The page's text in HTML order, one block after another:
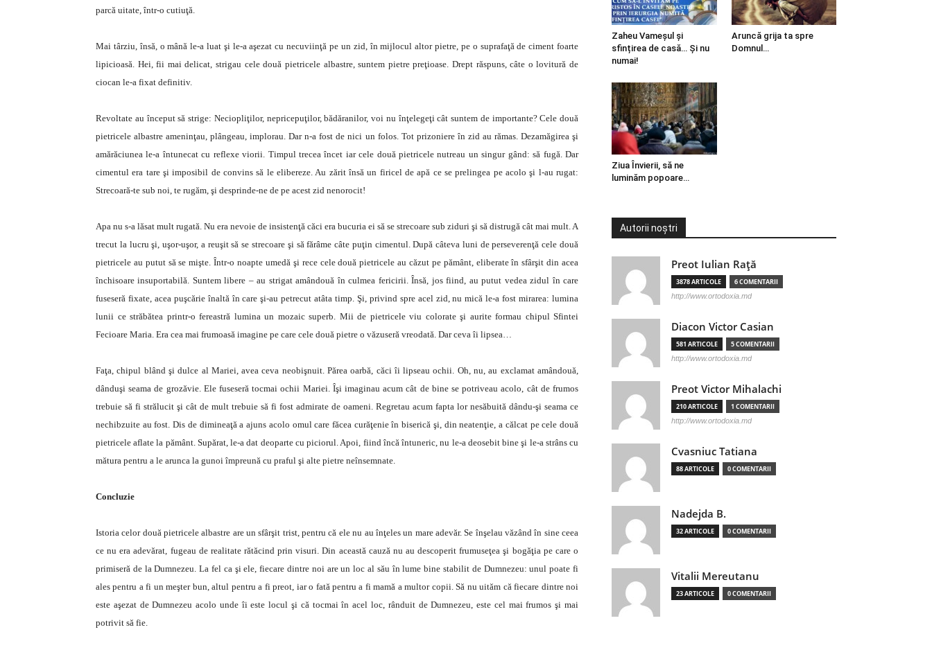
parcă uitate, într-o cutiuţă.
Mai târziu, însă, o mână le-a luat şi le-a aşezat cu necuviinţă pe un zid, în mijlocul altor pietre, pe o suprafaţă de ciment foarte
lipicioasă. Hei, fii mai delicat, strigau cele două pietricele albastre, suntem pietre preţioase. Drept răspuns, câte o lovitură de
ciocan le-a fixat definitiv.
Revoltate au început să strige: Neciopliţilor, nepricepuţilor, bădăranilor, voi nu înţelegeţi cât suntem de importante? Cele două
pietricele albastre ameninţau, plângeau, implorau. Dar n-a fost de nici un folos. Tot prizoniere în zid au rămas. Dezamăgirea şi
amărăciunea le-a întunecat cu reflexe viorii. Timpul trecea încet iar cele două pietricele nutreau un singur gând: să fugă. Dar
cimentul era tare şi imposibil de convins să le elibereze. Au zărit însă un firicel de apă ce se prelingea pe acolo şi l-au rugat:
Strecoară-te sub noi, te rugăm, şi desprinde-ne de pe acest zid nenorocit!
Apa nu s-a lăsat mult rugată. Nu era nevoie de insistenţă căci era bucuria ei să se strecoare sub ziduri şi să distrugă cât mai mult. A
trecut la lucru şi, uşor-uşor, a reuşit să se strecoare şi să fărâme câte puţin cimentul. După câteva luni de perseverenţă cele două
pietricele au putut să se mişte. Într-o noapte umedă şi rece cele două pietricele au căzut pe pământ, eliberate în sfârşit din acea
închisoare insuportabilă. Suntem libere – au strigat amândouă în culmea fericirii. Însă, jos fiind, au putut vedea zidul în care
fuseseră fixate, acea puşcărie înaltă în care şi-au petrecut atâta timp. Şi, privind spre acel zid, nu mică le-a fost mirarea: lumina
lunii ce străbătea printr-o fereastră lumina un mozaic superb. Mii de pietricele viu colorate şi aurite formau chipul Sfintei
Fecioare Maria. Era cea mai frumoasă imagine pe care cele două pietre o văzuseră vreodată. Dar ceva îi lipsea…
Faţa, chipul blând şi dulce al Mariei, avea ceva neobişnuit. Părea oarbă, căci îi lipseau ochii. Oh, nu, au exclamat amândouă,
dânduşi seama de grozăvie. Ele fuseseră tocmai ochii Mariei. Îşi imaginau acum cât de bine se potriveau acolo, cât de frumos
trebuie să fi strălucit şi cât de mult trebuie să fi fost admirate de oameni. Regretau acum fapta lor nesăbuită dându-şi seama ce
nechibzuite au fost. Dis de dimineaţă a ajuns acolo omul care făcea curăţenie în biserică şi, din neatenţie, a călcat pe cele două
pietricele aflate la pământ. Supărat, le-a dat deoparte cu piciorul. Apoi, fiind încă întuneric, nu le-a deosebit bine şi le-a strâns cu
mătura pentru a le arunca la gunoi împreună cu praful şi alte pietre neînsemnate.
Concluzie
Istoria celor două pietricele albastre are un sfârşit trist, pentru că ele nu au înţeles un mare adevăr. Se înşelau văzând în sine ceea
ce nu era adevărat, fugeau de realitate rătăcind prin visuri. Din această cauză nu au descoperit frumuseţea şi bogăţia pe care o
primiseră de la Dumnezeu. La fel ca şi ele, fiecare dintre noi are un loc al său în lume bine stabilit de Dumnezeu: unul poate fi
ales pentru a fi un meşter bun, altul pentru a fi preot, iar o fată pentru a fi mamă a multor copii. Să nu uităm că fiecare dintre noi
este aşezat de Dumnezeu acolo unde îi este locul şi că tocmai în acel loc, rânduit de Dumnezeu, este cel mai frumos şi mai
potrivit să fie.
Zaheu Vameșul și
sfințirea de casă… Și nu
numai!
Aruncă grija ta spre
Domnul…
Ziua Învierii, să ne
luminăm popoare…
Autorii noștri
Preot Iulian Raţă
3878 ARTICOLE 6 COMENTARII
http://www.ortodoxia.md
Diacon Victor Casian
581 ARTICOLE 5 COMENTARII
http://www.ortodoxia.md
Preot Victor Mihalachi
210 ARTICOLE 1 COMENTARII
http://www.ortodoxia.md
Cvasniuc Tatiana
88 ARTICOLE 0 COMENTARII
Nadejda B.
32 ARTICOLE 0 COMENTARII
Vitalii Mereutanu
23 ARTICOLE 0 COMENTARII